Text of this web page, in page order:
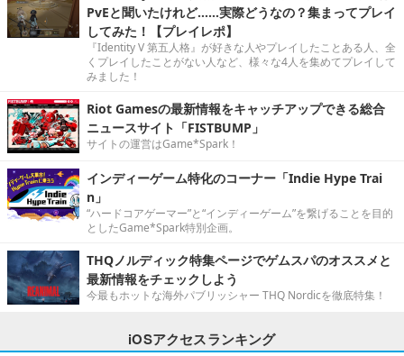
PvEと聞いたけれど……実際どうなの？集まってプレイ
してみた！【プレイレポ】
『Identity V 第五人格』が好きな人やプレイしたことある人、全
くプレイしたことがない人など、様々な4人を集めてプレイして
みました！
Riot Gamesの最新情報をキャッチアップできる総合
ニュースサイト「FISTBUMP」
サイトの運営はGame*Spark！
インディーゲーム特化のコーナー「Indie Hype Trai
n」
“ハードコアゲーマー”と“インディーゲーム”を繋げることを目的
としたGame*Spark特別企画。
THQノルディック特集ページでゲムスパのオススメと
最新情報をチェックしよう
今最もホットな海外パブリッシャー THQ Nordicを徹底特集！
iOSアクセスランキング